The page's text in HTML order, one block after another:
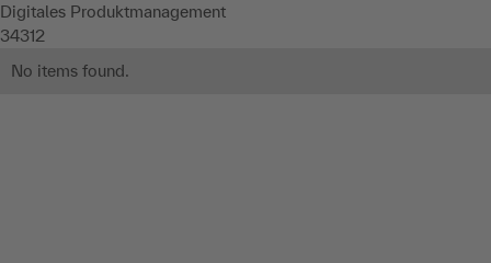
Digitales Produktmanagement
34312
No items found.